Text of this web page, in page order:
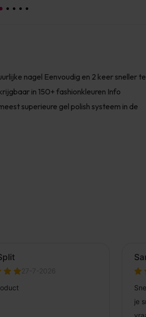
nagel Eenvoudig en 2 keer sneller te
in 150+ fashionkleuren Info
superieure gel polish systeem in de